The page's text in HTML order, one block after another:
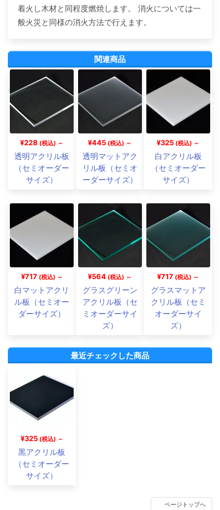
着火し木材と同程度燃焼します。 消火については一
般火災と同様の消火方法で行えます。
関連商品
¥228 (税込) ～
透明アクリル板
（セミオーダー
サイズ）
¥445 (税込) ～
透明マットアク
リル板（セミオ
ーダーサイズ）
¥325 (税込) ～
白アクリル板
（セミオーダー
サイズ）
¥717 (税込) ～
白マットアクリ
ル板（セミオー
ダーサイズ）
¥564 (税込) ～
グラスグリーン
アクリル板（セ
ミオーダーサイ
ズ）
¥717 (税込) ～
グラスマットア
クリル板（セミ
オーダーサイ
ズ）
最近チェックした商品
¥325 (税込) ～
黒アクリル板
（セミオーダー
サイズ）
ページトップへ